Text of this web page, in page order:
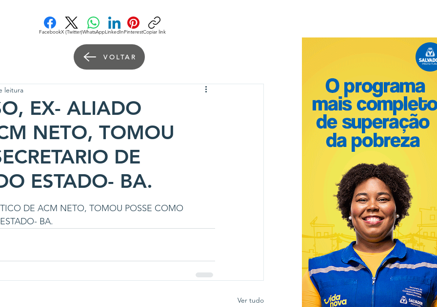
FacebookX (Twitter)WhatsAppLinkedInPinterestCopiar link
EX- ALIADO
NETO, TOMOU
DE
ESTADO- BA.
leitura
DE ACM NETO, TOMOU POSSE COMO
BA.
Ver tudo
VOLTAR